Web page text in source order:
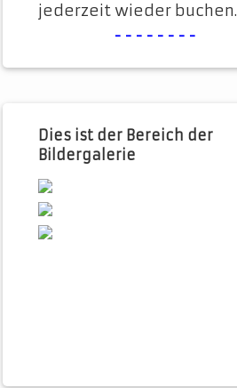
jederzeit wieder buchen.
--------
Dies ist der Bereich der
Bildergalerie